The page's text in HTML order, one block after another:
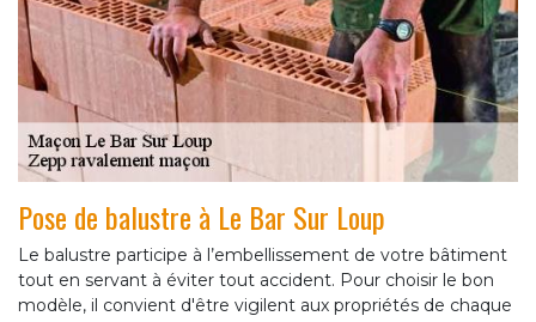
Pose de balustre à Le Bar Sur Loup
Le balustre participe à l’embellissement de votre bâtiment
tout en servant à éviter tout accident. Pour choisir le bon
modèle, il convient d'être vigilent aux propriétés de chaque